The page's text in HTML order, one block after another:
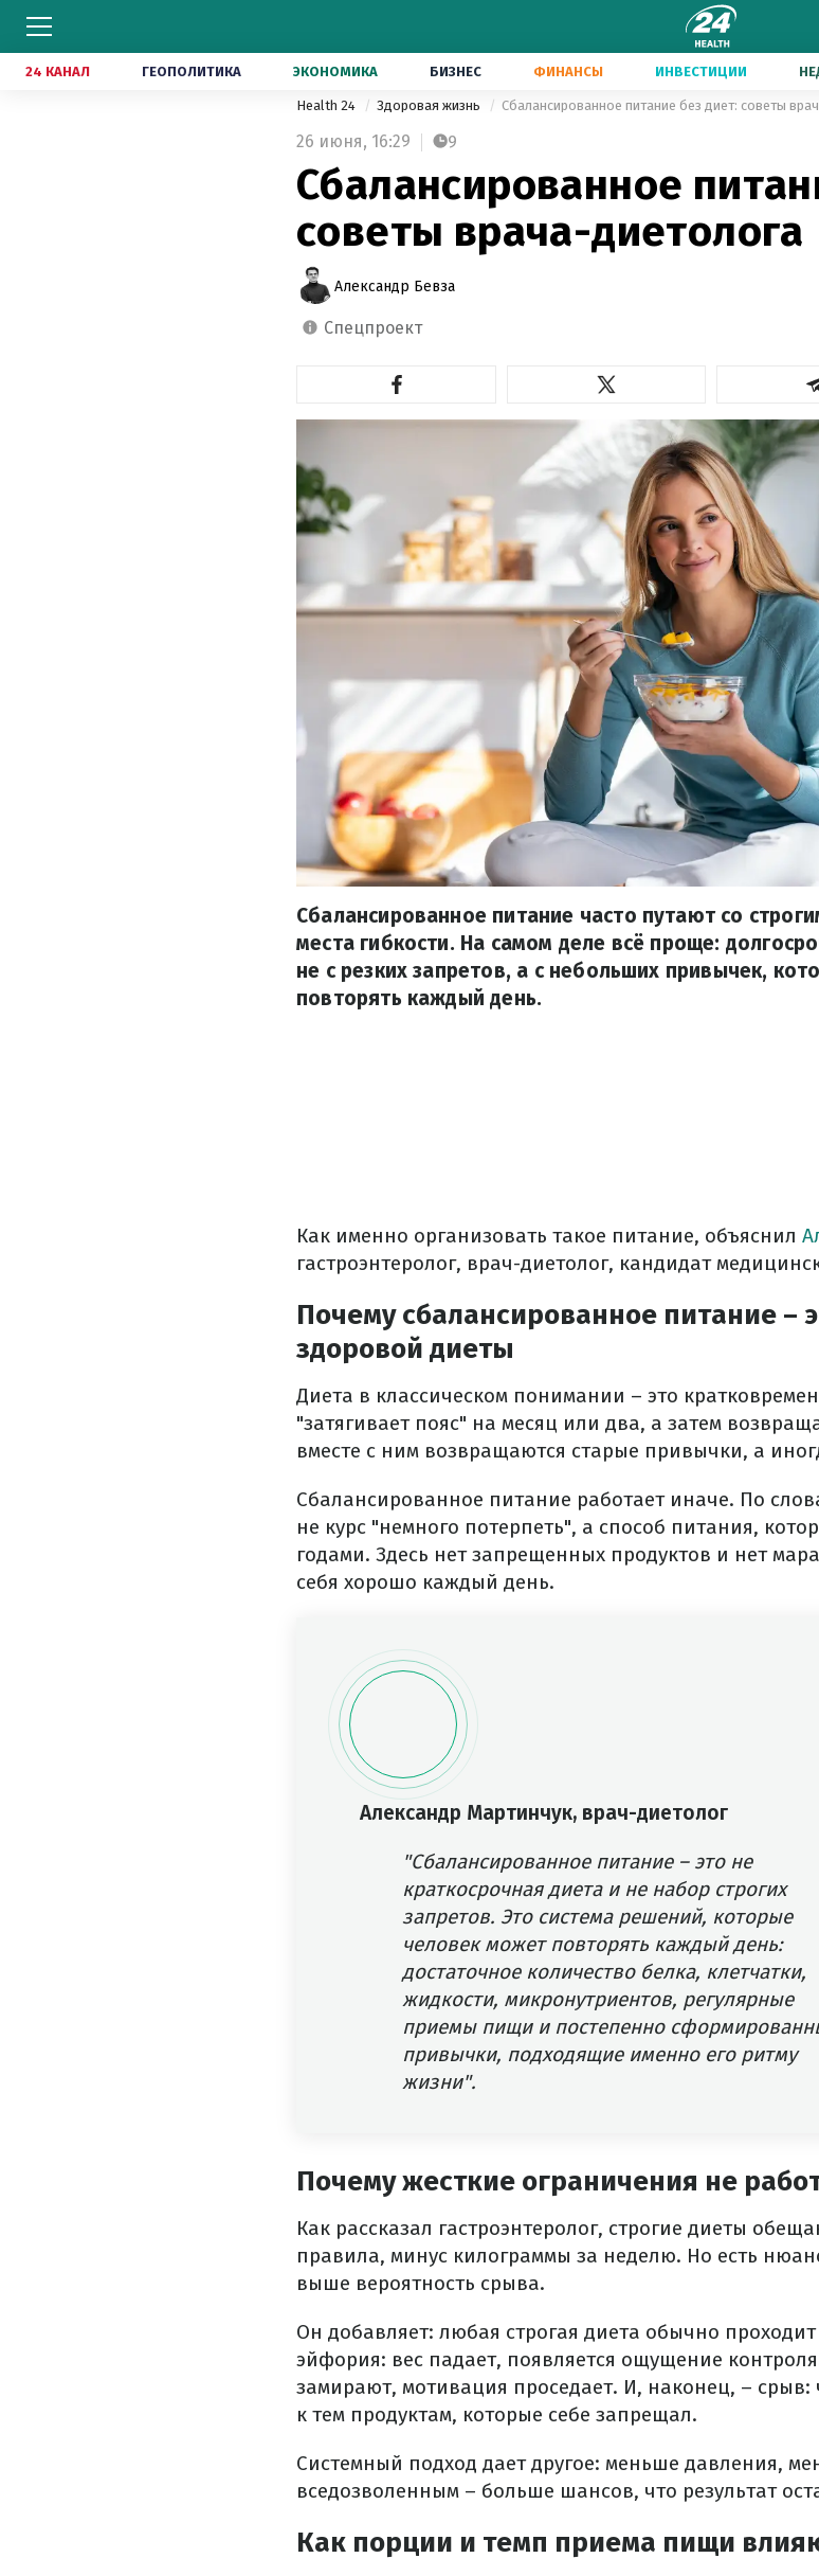
24 КАНАЛ ГЕОПОЛИТИКА ЭКОНОМИКА БИЗНЕС ФИНАНСЫ ИНВЕСТИЦИИ
Health 24 Здоровая жизнь Сбалансированное питание без диет: советы
26 июня, 16:29 9
Сбалансированное
советы врача-диетолога
Александр Бевза
спецпроект
Сбалансированное питание часто путают со
места гибкости. На самом деле всё проще:
не с резких запретов, а с небольших привычек,
повторять каждый день.
Как именно организовать такое питание, объяснил
гастроэнтеролог, врач-диетолог, кандидат
Почему сбалансированное питание –
здоровой диеты
Диета в классическом понимании – это
"затягивает пояс" на месяц или два, а затем
вместе с ним возвращаются старые привычки, а
Сбалансированное питание работает иначе. По
не курс "немного потерпеть", а способ питания,
годами. Здесь нет запрещенных продуктов и нет
себя хорошо каждый день.
Александр Мартинчук, врач-диетолог
"Сбалансированное питание – это не
краткосрочная диета и не набор строгих
запретов. Это система решений, которые
человек может повторять каждый день:
достаточное количество белка, клетчатки,
жидкости, микронутриентов, регулярные
приемы пищи и постепенно
привычки, подходящие именно его ритму
жизни".
Почему жесткие ограничения не
Как рассказал гастроэнтеролог, строгие диеты
правила, минус килограммы за неделю. Но есть
выше вероятность срыва.
Он добавляет: любая строгая диета обычно
эйфория: вес падает, появляется ощущение
замирают, мотивация проседает. И, наконец, – срыв:
к тем продуктам, которые себе запрещал.
Системный подход дает другое: меньше давления,
вседозволенным – больше шансов, что результат
Как порции и темп приема пищи